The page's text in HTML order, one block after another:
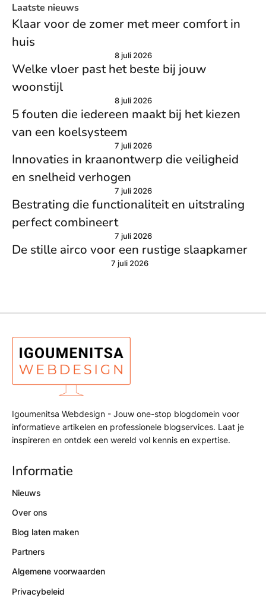
Laatste nieuws
Klaar voor de zomer met meer comfort in
huis
8 juli 2026
Welke vloer past het beste bij jouw
woonstijl
8 juli 2026
5 fouten die iedereen maakt bij het kiezen
van een koelsysteem
7 juli 2026
Innovaties in kraanontwerp die veiligheid
en snelheid verhogen
7 juli 2026
Bestrating die functionaliteit en uitstraling
perfect combineert
7 juli 2026
De stille airco voor een rustige slaapkamer
7 juli 2026
Igoumenitsa Webdesign - Jouw one-stop blogdomein voor
informatieve artikelen en professionele blogservices. Laat je
inspireren en ontdek een wereld vol kennis en expertise.
Informatie
Nieuws
Over ons
Blog laten maken
Partners
Algemene voorwaarden
Privacybeleid